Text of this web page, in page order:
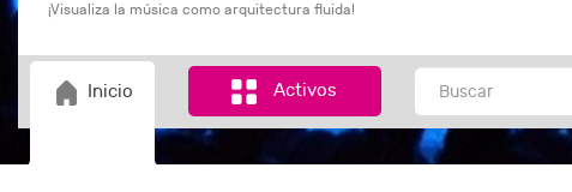
¡Visualiza la música como arquitectura fluida!
Inicio Activos